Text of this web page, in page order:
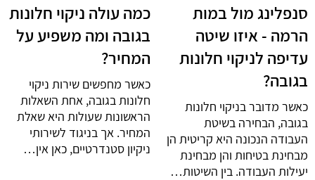
סנפלינג מול במות
הרמה - איזו שיטה
עדיפה לניקוי חלונות
בגובה?
כאשר מדובר בניקוי חלונות
בגובה, הבחירה בשיטת
העבודה הנכונה היא קריטית הן
מבחינת בטיחות והן מבחינת
יעילות העבודה. בין השיטות…
כמה עולה ניקוי חלונות
בגובה ומה משפיע על
המחיר?
כאשר מחפשים שירות ניקוי
חלונות בגובה, אחת השאלות
הראשונות שעולות היא שאלת
המחיר. אך בניגוד לשירותי
ניקיון סטנדרטיים, כאן אין…